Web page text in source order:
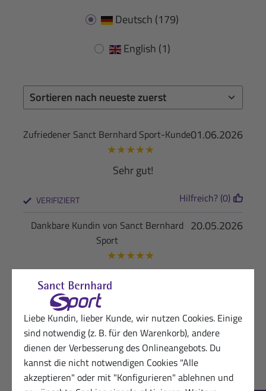
Liebe Kundin, lieber Kunde, wir nutzen Cookies. Einige
sind notwendig (z. B. für den Warenkorb), andere
dienen der Verbesserung des Onlineangebots. Du
kannst die nicht notwendigen Cookies "Alle
akzeptieren" oder mit "Konfigurieren" ablehnen und
Deutsch (179)
English (1)
01.06.2026
Zufriedener Sanct Bernhard Sport-Kunde
★★★★★
Sehr gut!
VERIFIZIERT Hilfreich? (0)
20.05.2026
Dankbare Kundin von Sanct Bernhard
Sport
★★★★★
VERIFIZIERT
14.05.2026
Zufriedene Kundin von Sanct Bernhard
Sport
★★★★ ★
---